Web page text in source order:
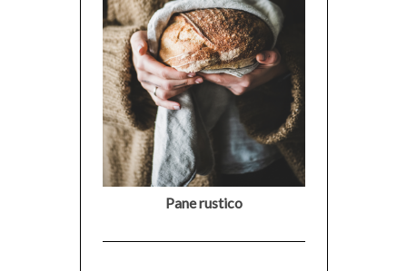
Pane rustico